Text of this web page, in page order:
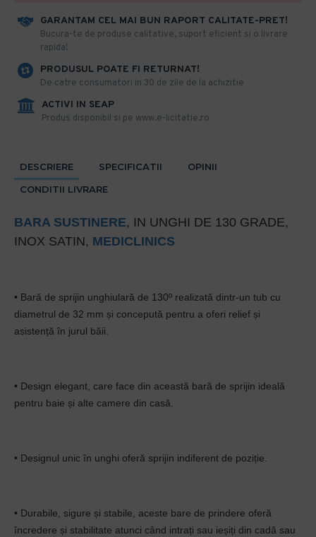
GARANTAM CEL MAI BUN RAPORT CALITATE-PRET!
​Bucura-te de produse calitative, suport eficient si o livrare
rapida!
PRODUSUL POATE FI RETURNAT!
De catre consumatori in 30 de zile de la achizitie
ACTIVI IN SEAP
Produs disponibil si pe www.e-licitatie.ro
DESCRIERE SPECIFICATII
OPINII
CONDITII LIVRARE
BARA SUSTINERE, IN UNGHI DE 130 GRADE,
INOX SATIN, MEDICLINICS
• Bară de sprijin unghiulară de 130º realizată dintr-un tub cu
diametrul de 32 mm și concepută pentru a oferi relief și
asistență în jurul băii.
• Design elegant, care face din această bară de sprijin ideală
pentru baie și alte camere din casă.
• Designul unic în unghi oferă sprijin indiferent de poziție.
• Durabile, sigure și stabile, aceste bare de prindere oferă
încredere și stabilitate atunci când intrați sau ieșiți din cadă sau